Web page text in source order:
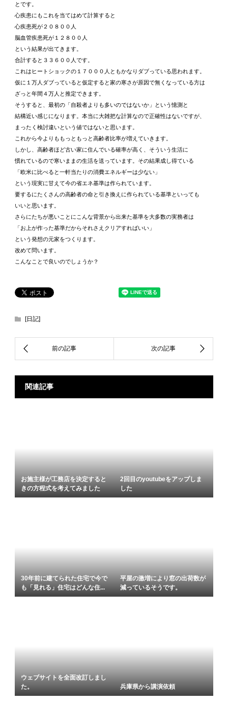
とです。
心疾患にもこれを当てはめて計算すると
心疾患死が２０８００人
脳血管疾患死が１２８００人
という結果が出てきます。
合計すると３３６００人です。
これはヒートショックの１７０００人ともかなりダブっている思われます。
仮に１万人ダブっていると仮定すると家の寒さが原因で無くなっている方は
ざっと年間４万人と推定できます。
そうすると、最初の「自殺者よりも多いのではないか」という憶測と
結構近い感じになります。本当に大雑把な計算なので正確性はないですが、
まったく検討違いという値ではないと思います。
これから今よりももっともっと高齢者比率が増えていきます。
しかし、高齢者ほど古い家に住んでいる確率が高く、そういう生活に
慣れているので寒いままの生活を送っています。その結果成し得ている
「欧米に比べると一軒当たりの消費エネルギーは少ない」
という現実に甘えて今の省エネ基準は作られています。
要するにたくさんの高齢者の命と引き換えに作られている基準といっても
いいと思います。
さらにたちが悪いことにこんな背景から出来た基準を大多数の実務者は
「お上が作った基準だからそれさえクリアすればいい」
という発想の元家をつくります。
改めて問います。
こんなことで良いのでしょうか？
[日記]
関連記事
お施主様が工務店を決定すると
きの方程式を考えてみました
2回目のyoutubeをアップしま
した
30年前に建てられた住宅で今で
も「見れる」住宅はどんな住...
平屋の激増により窓の出荷数が
減っているそうです。
ウェブサイトを全面改訂しまし
た。
兵庫県から講演依頼